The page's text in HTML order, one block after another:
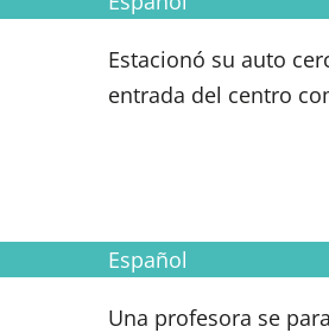
Estacionó su auto
entrada del centro
Español
Una profesora se